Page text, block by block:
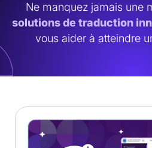
Ne manquez jamais une
solutions de traduction
vous aider à atteindre